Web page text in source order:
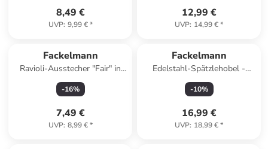
8,49 €
UVP: 9,99 €*
12,99 €
UVP: 14,99 €*
Fackelmann
Ravioli-Ausstecher "Fair" in
Silber/ Natur
-16%
7,49 €
UVP: 8,99 €*
Fackelmann
Edelstahl-Spätzlehobel -
(L)31,5 x (B)11 cm
-10%
16,99 €
UVP: 18,99 €*